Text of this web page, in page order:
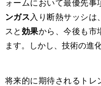
ォームにおいて最優先事
ンガス 入り断熱サッシは
スと 効果から、今後も市
ます。しかし、技術の進
将来的に期待されるトレ